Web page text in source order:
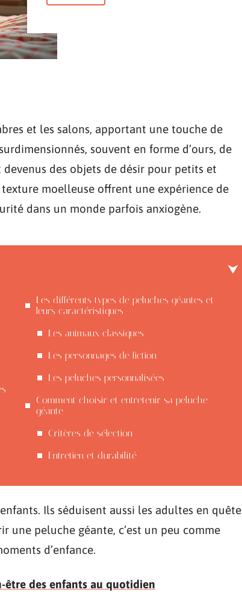
et les salons, apportant une touche de
souvent en forme d’ours, de
des objets de désir pour petits et
moelleuse offrent une expérience de
dans un monde parfois anxiogène.
Les différents types de peluches géantes et
leurs caractéristiques
Les animaux classiques
Les personnages de fiction
Les peluches personnalisées
Comment choisir et entretenir sa peluche
géante
Critères de sélection
Entretien et durabilité
Ils séduisent aussi les adultes en quête
une peluche géante, c’est un peu comme
d’enfance.
être des enfants au quotidien